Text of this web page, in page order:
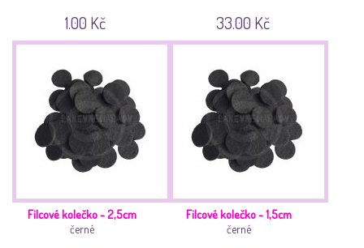
1.00 Kč 33.00 Kč
Filcové kolečko - 2,5cm
černé
Filcové kolečko - 1,5cm
černé